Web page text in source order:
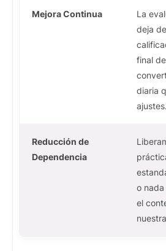
Mejora Continua
La
deja
final
diaria
ajustes.
Reducción de
Dependencia
o
el